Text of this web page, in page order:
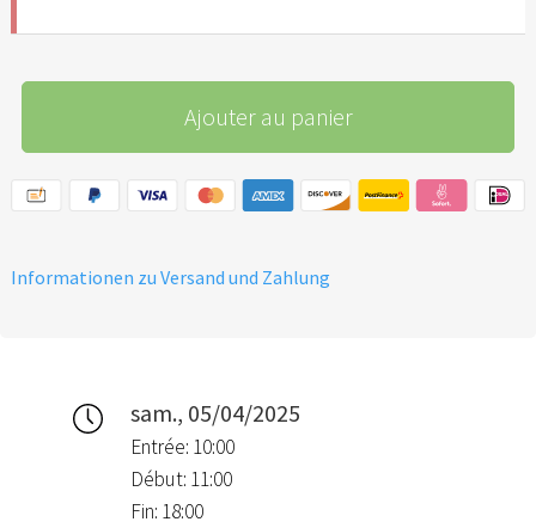
Ajouter au panier
Informationen zu Versand und Zahlung
sam., 05/04/2025
Entrée: 10:00
Début: 11:00
Fin: 18:00